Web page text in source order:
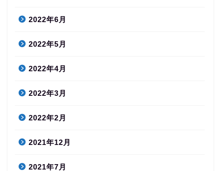
2022年6月
2022年5月
2022年4月
2022年3月
2022年2月
2021年12月
2021年7月